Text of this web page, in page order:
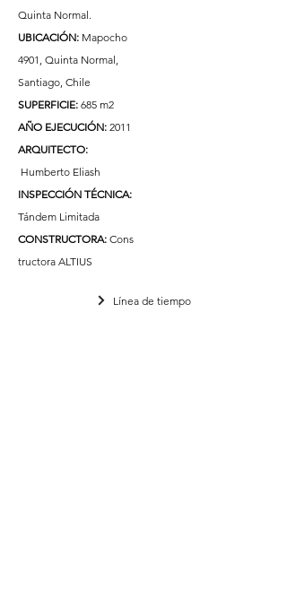
Quinta Normal.
UBICACIÓN: Mapocho
4901, Quinta Normal​,
Santiago, Chile
SUPERFICIE: 685 m2
AÑO EJECUCIÓN: 2011
ARQUITECTO:
Humberto Eliash​
INSPECCIÓN TÉCNICA:
Tándem Limitada
CONSTRUCTORA: Cons
tructora ALTIUS
Línea de tiempo